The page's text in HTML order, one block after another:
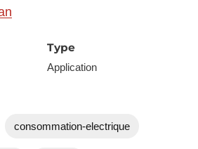
Type
Application
consommation-electrique